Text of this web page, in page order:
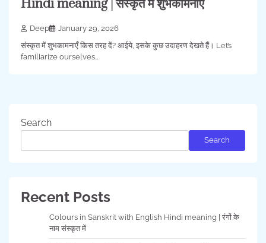
Hindi meaning | संस्कृत में शुभकामनाएँ
Deep
January 29, 2026
संस्कृत में शुभकामनाएँ किस तरह दें? आईये, इसके कुछ उदाहरण देखते हैं। Let’s
familiarize ourselves…
Search
Search
Recent Posts
Colours in Sanskrit with English Hindi meaning | रंगों के
नाम संस्कृत में